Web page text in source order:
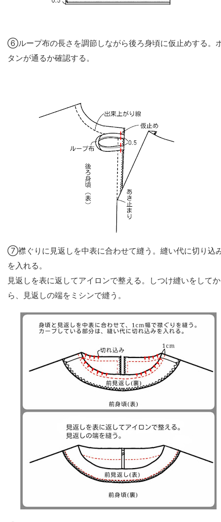
⑥ループ布の長さを調節しながら後ろ身頃に仮止めする。
タンが通るか確認する。
⑦襟ぐりに見返しを中表に合わせて縫う。縫い代に切り込
を入れる。
見返しを表に返してアイロンで整える。しつけ縫いをしてか
ら、見返しの端をミシンで縫う。